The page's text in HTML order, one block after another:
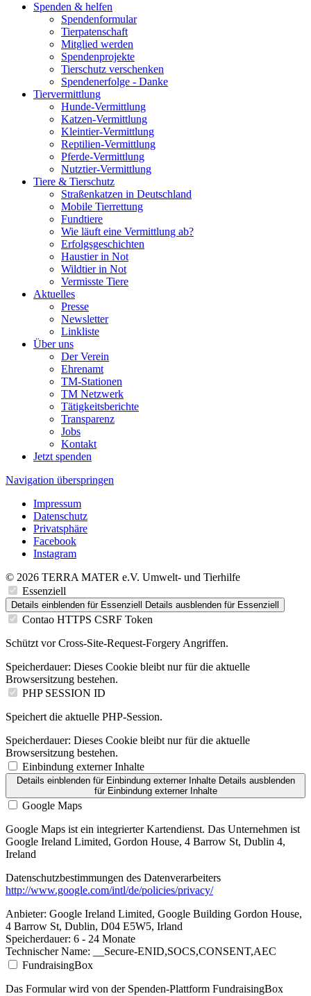
Spenden & helfen
Spendenformular
Tierpatenschaft
Mitglied werden
Spendenprojekte
Tierschutz verschenken
Spendenerfolge - Danke
Tiervermittlung
Hunde-Vermittlung
Katzen-Vermittlung
Kleintier-Vermittlung
Reptilien-Vermittlung
Pferde-Vermittlung
Nutztier-Vermittlung
Tiere & Tierschutz
Straßenkatzen in Deutschland
Mobile Tierrettung
Fundtiere
Wie läuft eine Vermittlung ab?
Erfolgsgeschichten
Haustier in Not
Wildtier in Not
Vermisste Tiere
Aktuelles
Presse
Newsletter
Linkliste
Über uns
Der Verein
Ehrenamt
TM-Stationen
TM Netzwerk
Tätigkeitsberichte
Transparenz
Jobs
Kontakt
Jetzt spenden
Navigation überspringen
Impressum
Datenschutz
Privatsphäre
Facebook
Instagram
© 2026 TERRA MATER e.V. Umwelt- und Tierhilfe
Essenziell
Details einblenden für Essenziell Details ausblenden für Essenziell
Contao HTTPS CSRF Token
Schützt vor Cross-Site-Request-Forgery Angriffen.
Speicherdauer: Dieses Cookie bleibt nur für die aktuelle
Browsersitzung bestehen.
PHP SESSION ID
Speichert die aktuelle PHP-Session.
Speicherdauer: Dieses Cookie bleibt nur für die aktuelle
Browsersitzung bestehen.
Einbindung externer Inhalte
Details einblendenfür Einbindung externer Inhalte Details ausblenden
für Einbindung externer Inhalte
Google Maps
Google Maps ist ein integrierter Kartendienst. Das Unternehmen ist
Google Ireland Limited, Gordon House, 4 Barrow St, Dublin 4,
Ireland
Datenschutzbestimmungen des Datenverarbeiters
http://www.google.com/intl/de/policies/privacy/
Anbieter: Google Ireland Limited, Google Building Gordon House,
4 Barrow St, Dublin, D04 E5W5, Irland
Speicherdauer: 6 - 24 Monate
Technischer Name: __Secure-ENID,SOCS,CONSENT,AEC
FundraisingBox
Das Formular wird von der Spenden-Plattform FundraisingBox